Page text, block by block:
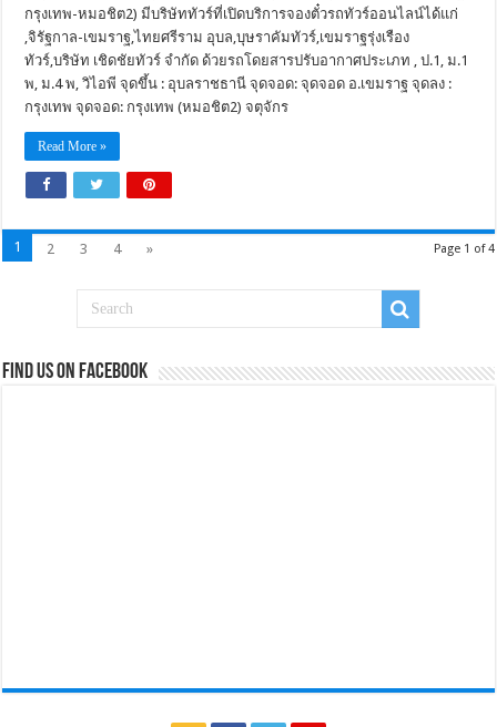
กรุงเทพ-หมอชิต2) มีบริษัททัวร์ที่เปิดบริการจองตั๋วรถทัวร์ออนไลน์ได้แก่
,จิรัฐกาล-เขมราฐ,ไทยศรีราม อุบล,บุษราคัมทัวร์,เขมราฐรุ่งเรือง
ทัวร์,บริษัท เชิดชัยทัวร์ จำกัด ด้วยรถโดยสารปรับอากาศประเภท , ป.1, ม.1
พ, ม.4 พ, วิไอพี จุดขึ้น : อุบลราชธานี จุดจอด: จุดจอด อ.เขมราฐ จุดลง :
กรุงเทพ จุดจอด: กรุงเทพ (หมอชิต2) จตุจักร
Read More »
Page 1 of 4
1 2 3 4 »
Find us on Facebook